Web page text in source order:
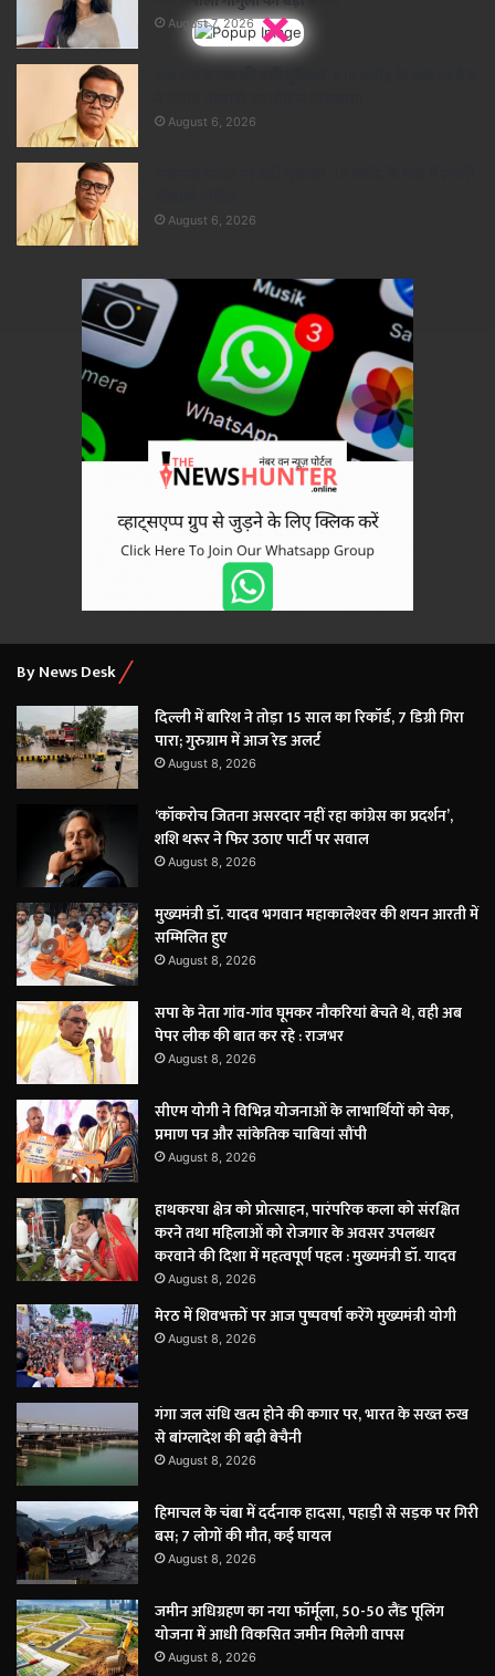
×
August 7, 2026
August 6, 2026
August 6, 2026
By News Desk
दिल्ली में बारिश ने तोड़ा 15 साल का रिकॉर्ड, 7 डिग्री गिरा
पारा; गुरुग्राम में आज रेड अलर्ट
August 8, 2026
‘कॉकरोच जितना असरदार नहीं रहा कांग्रेस का प्रदर्शन’,
शशि थरूर ने फिर उठाए पार्टी पर सवाल
August 8, 2026
मुख्यमंत्री डॉ. यादव भगवान महाकालेश्‍वर की शयन आरती में
सम्मिलित हुए
August 8, 2026
सपा के नेता गांव-गांव घूमकर नौकरियां बेचते थे, वही अब
पेपर लीक की बात कर रहे : राजभर
August 8, 2026
सीएम योगी ने विभिन्न योजनाओं के लाभार्थियों को चेक,
प्रमाण पत्र और सांकेतिक चाबियां सौंपी
August 8, 2026
हाथकरघा क्षेत्र को प्रोत्साहन, पारंपरिक कला को संरक्षित
करने तथा महिलाओं को रोजगार के अवसर उपलब्धर
करवाने की दिशा में महत्वपूर्ण पहल : मुख्यमंत्री डॉ. यादव
August 8, 2026
मेरठ में शिवभक्तों पर आज पुष्पवर्षा करेंगे मुख्यमंत्री योगी
August 8, 2026
गंगा जल संधि खत्म होने की कगार पर, भारत के सख्त रुख
से बांग्लादेश की बढ़ी बेचैनी
August 8, 2026
हिमाचल के चंबा में दर्दनाक हादसा, पहाड़ी से सड़क पर गिरी
बस; 7 लोगों की मौत, कई घायल
August 8, 2026
जमीन अधिग्रहण का नया फॉर्मूला, 50-50 लैंड पूलिंग
योजना में आधी विकसित जमीन मिलेगी वापस
August 8, 2026